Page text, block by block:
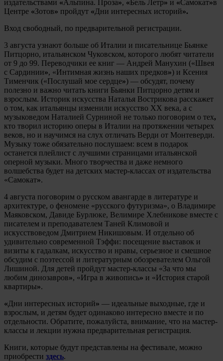
издательствами «Альпина. Проза», « Бель Летр» и «Самокат»в
Центре «Зотов» пройдут «Дни интересных историй».
Вход свободный, по предварительной регистрации.
3 августа узнают больше об Италии и писательнице Бьянке
Питцорно, итальянском Чуковском, которого любят читатели
от 9 до 99. Переводчики ее книг — Андрей Манухин («Швея
с Сардинии», «Интимная жизнь наших предков») и Ксения
Тименчик («Послушай мое сердце») — обсудят, почему
полезно и важно читать книги Бьянки Питцорно детям и
взрослым. Историк искусства Наталья Вострикова расскажет
о том, как итальянцы изменили искусство XX века, а с
музыковедом Наталией Сурниной не только поговорим о тех,
кто творил историю оперы в Италии на протяжении четырех
веков, но и научимся на слух отличать Верди от Монтеверди.
Музыку тоже обязательно послушаем: всем в подарок
останется плейлист с лучшими страницами итальянской
оперной музыки. Много творчества и даже немного
волшебства будет на детских мастер-классах от издательства
«Самокат».
4 августа поговорим о русском авангарде в литературе и
архитектуре, о феномене «русского футуризма», о Владимире
Маяковском, Давиде Бурлюке, Велимире Хлебникове вместе с
писателем и преподавателем Таней Климовой и
искусствоведом Дмитрием Никишовым. И отдельно об
удивительно современной Тэффи: посещение выставок и
визиты к гадалкам, искусство и нравы, серьезное и смешное
обсудим с поэтессой и литературным обозревателем Ольгой
Лишиной. Для детей пройдут мастер-классы «За что мы
любим динозавров», «Игра в живопись» и «История старой
квартиры».
«Дни интересных историй» — идеальные выходные, где и
взрослым, и детям будет одинаково интересно вместе и по
отдельности. Обратите, пожалуйста, внимание, что на мастер-
классы и лекции нужна предварительная регистрация.
Книги, которые будут представлены на фестивале, можно
приобрести здесь.